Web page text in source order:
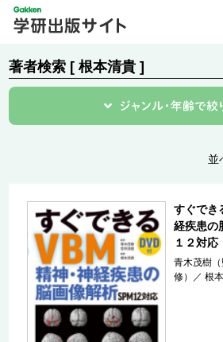
著者検索 [ 根本清貴 ]
並
すぐで
経疾患
１２対
青木茂樹（
修）
／根